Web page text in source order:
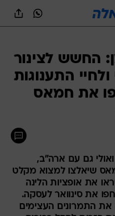
החשש לצינור
התענוגות
את חמאס
גם עם ארה"ב,
שיאלצו למצוא מקלט
את אופציות הלינה
את סינוואר לעסקה.
התמרונים העצימים